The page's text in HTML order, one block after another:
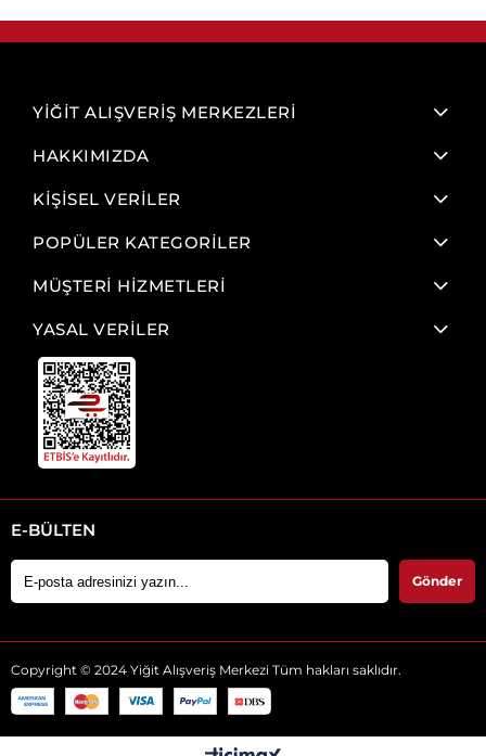
YİĞİT ALIŞVERİŞ MERKEZLERİ
HAKKIMIZDA
KİŞİSEL VERİLER
POPÜLER KATEGORİLER
MÜŞTERİ HİZMETLERİ
YASAL VERİLER
E-BÜLTEN
Gönder
Copyright © 2024 Yiğit Alışveriş Merkezi Tüm hakları saklıdır.